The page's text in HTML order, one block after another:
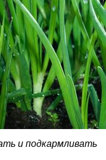
и подкармливать